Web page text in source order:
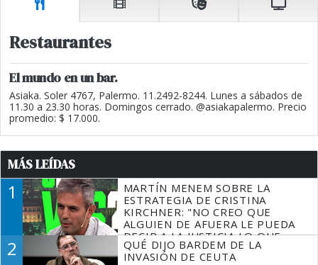
Restaurantes
El mundo en un bar.
Asiaka. Soler 4767, Palermo. 11.2492-8244. Lunes a sábados de
11.30 a 23.30 horas. Domingos cerrado. @asiakapalermo. Precio
promedio: $ 17.000.
MÁS LEÍDAS
1
MARTÍN MENEM SOBRE LA
ESTRATEGIA DE CRISTINA
KIRCHNER: "NO CREO QUE
ALGUIEN DE AFUERA LE PUEDA
DECIR A LA JUSTICIA LO QUE
TIENE QUE HACER"
2
QUÉ DIJO BARDEM DE LA
INVASIÓN DE CEUTA